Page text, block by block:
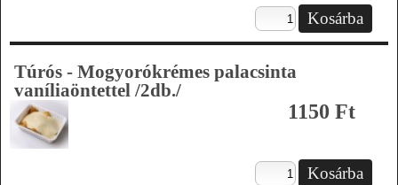
Túrós - Mogyorókrémes palacsinta
vaníliaöntettel /2db./
1150 Ft